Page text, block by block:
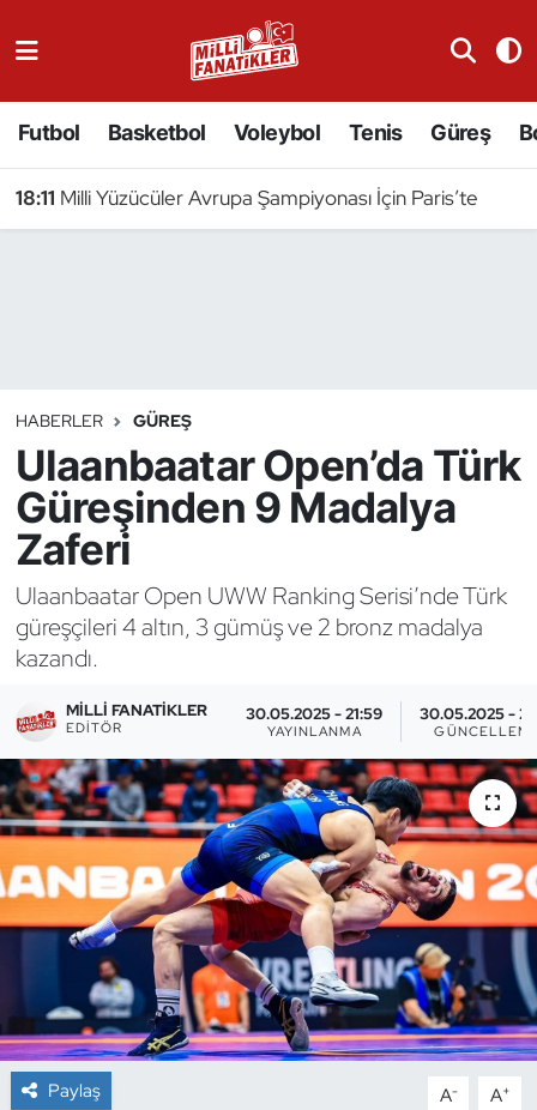
Futbol Basketbol Voleybol Tenis Güreş
18:11 Milli Yüzücüler Avrupa Şampiyonası İçin Paris’te
HABERLER GÜREŞ
Ulaanbaatar Open’da Türk
Güreşinden 9 Madalya
Zaferi
Ulaanbaatar Open UWW Ranking Serisi’nde Türk
güreşçileri 4 altın, 3 gümüş ve 2 bronz madalya
kazandı.
MILLI FANATIKLER
EDITÖR
30.05.2025 - 21:59
YAYINLANMA
30.05.2025 -
Paylaş A- A+
Badminton
Binicilik
Bisiklet
Bocce Bowling Dart
Boks
Briç
Buz Hokeyi
Buz Pateni
Çim Hokeyi
Cimnastik
Curling
Dağcılık